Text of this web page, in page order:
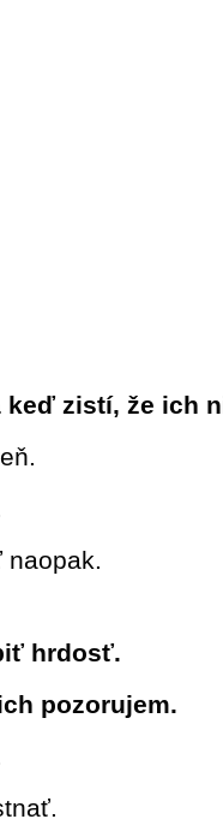
zistí, že ich
naopak.
hrdosť.
pozorujem.